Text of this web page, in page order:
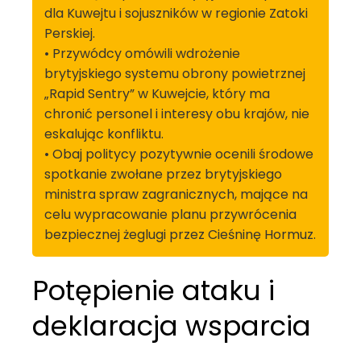
dla Kuwejtu i sojuszników w regionie Zatoki
Perskiej.
• Przywódcy omówili wdrożenie
brytyjskiego systemu obrony powietrznej
„Rapid Sentry” w Kuwejcie, który ma
chronić personel i interesy obu krajów, nie
eskalując konfliktu.
• Obaj politycy pozytywnie ocenili środowe
spotkanie zwołane przez brytyjskiego
ministra spraw zagranicznych, mające na
celu wypracowanie planu przywrócenia
bezpiecznej żeglugi przez Cieśninę Hormuz.
Potępienie ataku i
deklaracja wsparcia